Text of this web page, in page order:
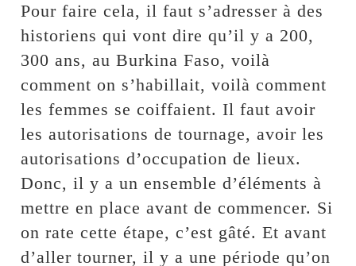
Pour faire cela, il faut s’adresser à des
historiens qui vont dire qu’il y a 200,
300 ans, au Burkina Faso, voilà
comment on s’habillait, voilà comment
les femmes se coiffaient. Il faut avoir
les autorisations de tournage, avoir les
autorisations d’occupation de lieux.
Donc, il y a un ensemble d’éléments à
mettre en place avant de commencer. Si
on rate cette étape, c’est gâté. Et avant
d’aller tourner, il y a une période qu’on